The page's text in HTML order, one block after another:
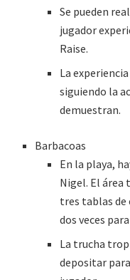
Se pueden
jugador
Raise.
La
siguiendo la
demuestran.
Barbacoas
En la playa,
Nigel. El área
tres tablas de
dos veces
La trucha
depositar